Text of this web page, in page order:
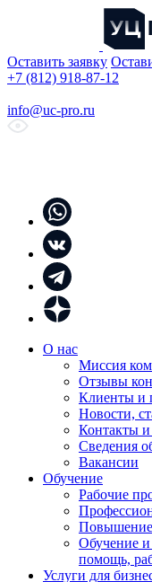
Оставить заявку
+7 (812) 918-87-12
info@uc-pro.ru
О нас
Миссия
Отзывы
Клиенты и
Новости,
Контакты
Сведения
Вакансии
Обучение
Рабочие
Обучение и
помощь,
Услуги для